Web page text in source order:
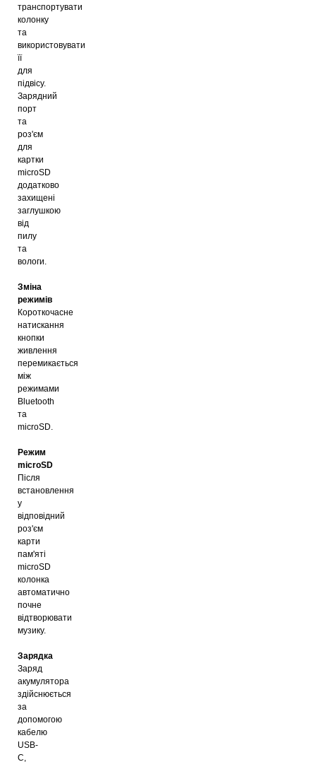
транспортувати
колонку
та
використовувати
її
для
підвісу.
Зарядний
порт
та
роз'єм
для
картки
microSD
додатково
захищені
заглушкою
від
пилу
та
вологи.
Зміна
режимів
Короткочасне
натискання
кнопки
живлення
перемикається
між
режимами
Bluetooth
та
microSD.
Режим
microSD
Після
встановлення
у
відповідний
роз'єм
карти
пам'яті
microSD
колонка
автоматично
почне
відтворювати
музику.
Зарядка
Заряд
акумулятора
здійснюється
за
допомогою
кабелю
USB-
C,